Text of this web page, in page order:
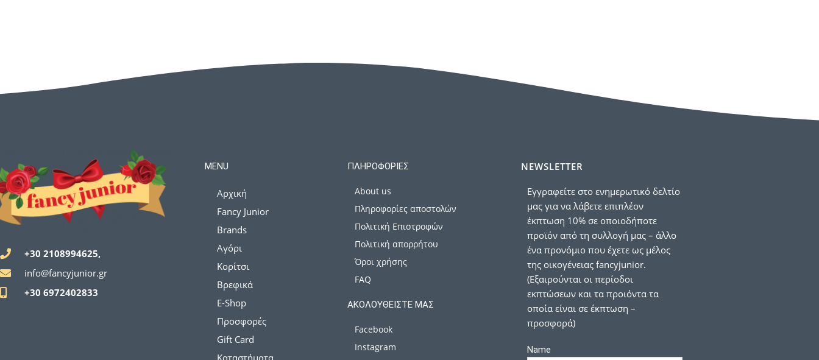
+30 2108994625,
info@fancyjunior.gr
+30 6972402833
MENU
Αρχική
Fancy Junior
Brands
Αγόρι
Κορίτσι
Βρεφικά
E-Shop
Προσφορές
Gift Card
Καταστήματα
ΠΛΗΡΟΦΟΡΊΕΣ
About us
Πληροφορίες αποστολών
Πολιτική Επιστροφών
Πολιτική απορρήτου
Όροι χρήσης
FAQ
ΑΚΟΛΟΥΘΕΊΣΤΕ ΜΑΣ
Facebook
Instagram
NEWSLETTER
Εγγραφείτε στο ενημερωτικό δελτίο
μας για να λάβετε επιπλέον
έκπτωση 10% σε οποιοδήποτε
προϊόν από τη συλλογή μας – άλλο
ένα προνόμιο που έχετε ως μέλος
της οικογένειας fancyjunior.
(Εξαιρούνται οι περίοδοι
εκπτώσεων και τα προιόντα τα
οποία είναι σε έκπτωση –
προσφορά)
Name